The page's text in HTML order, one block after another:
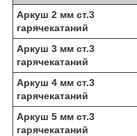
Аркуш 2 мм ст.3
гарячекатаний
Аркуш 3 мм ст.3
гарячекатаний
Аркуш 4 мм ст.3
гарячекатаний
Аркуш 5 мм ст.3
гарячекатаний